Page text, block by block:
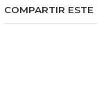
COMPARTIR